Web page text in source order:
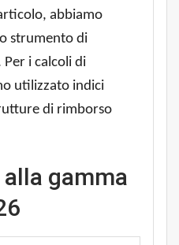
abbiamo
strumento di
i calcoli di
utilizzato indici
di rimborso
gamma